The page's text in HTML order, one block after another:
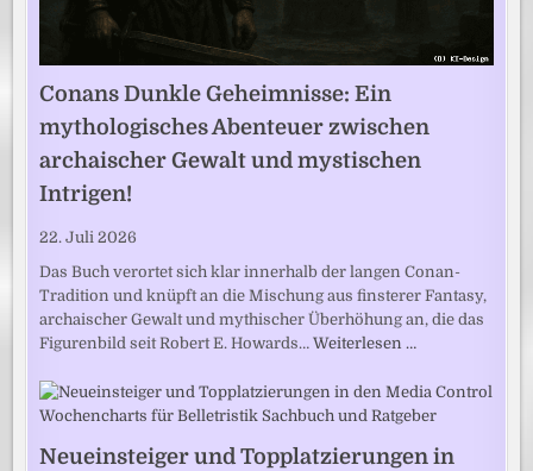
Conans Dunkle Geheimnisse: Ein
mythologisches Abenteuer zwischen
archaischer Gewalt und mystischen
Intrigen!
22. Juli 2026
Das Buch verortet sich klar innerhalb der langen Conan-
Tradition und knüpft an die Mischung aus finsterer Fantasy,
archaischer Gewalt und mythischer Überhöhung an, die das
Figurenbild seit Robert E. Howards…Weiterlesen …
Neueinsteiger und Topplatzierungen in